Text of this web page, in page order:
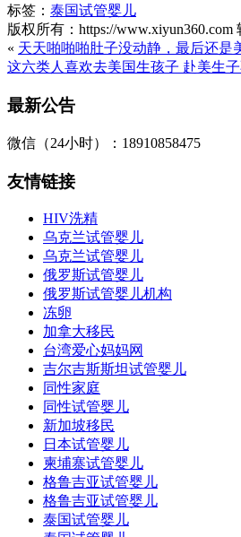
标签： 泰国试管婴儿
版权所有：https://www.xiyun360.com
« 天天啪啪啪肚子没动静，最后还是
这六类人喜欢去美国生孩子 赴美生
最新公告
微信（24小时）：18910858475
友情链接
HIV洗精
乌克兰试管婴儿
乌克兰试管婴儿
俄罗斯试管婴儿
俄罗斯试管婴儿机构
冻卵
加拿大移民
台湾爱心妈妈网
吉尔吉斯斯坦试管婴儿
同性家庭
同性试管婴儿
新加坡移民
日本试管婴儿
柬埔寨试管婴儿
格鲁吉亚试管婴儿
格鲁吉亚试管婴儿
泰国试管婴儿